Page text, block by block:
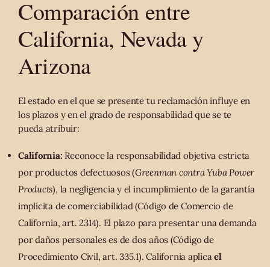
Comparación entre
California, Nevada y
Arizona
El estado en el que se presente tu reclamación influye en
los plazos y en el grado de responsabilidad que se te
pueda atribuir:
California: Reconoce la responsabilidad objetiva estricta
por productos defectuosos (Greenman contra Yuba Power
Products), la negligencia y el incumplimiento de la garantía
implícita de comerciabilidad (Código de Comercio de
California, art. 2314). El plazo para presentar una demanda
por daños personales es de dos años (Código de
Procedimiento Civil, art. 335.1). California aplicael